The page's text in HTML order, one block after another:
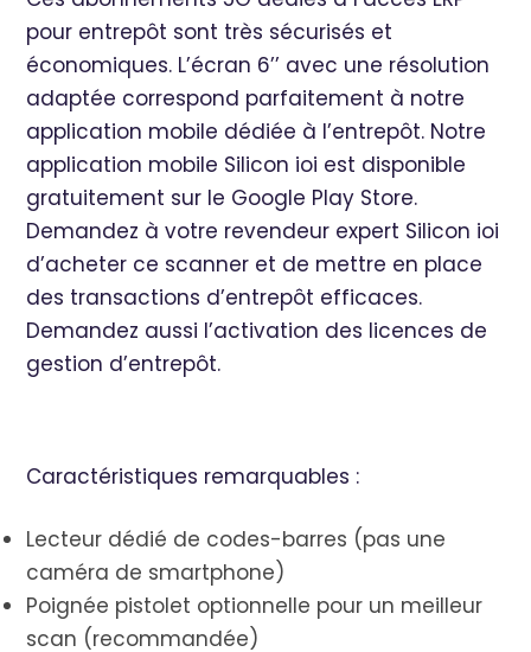
pour entrepôt sont très sécurisés et
économiques. L’écran 6’’ avec une résolution
adaptée correspond parfaitement à notre
application mobile dédiée à l’entrepôt. Notre
application mobile Silicon ioi est disponible
gratuitement sur le Google Play Store.
Demandez à votre revendeur expert Silicon ioi
d’acheter ce scanner et de mettre en place
des transactions d’entrepôt efficaces.
Demandez aussi l’activation des licences de
gestion d’entrepôt.
Caractéristiques remarquables :
Lecteur dédié de codes-barres (pas une
caméra de smartphone)
Poignée pistolet optionnelle pour un meilleur
scan (recommandée)